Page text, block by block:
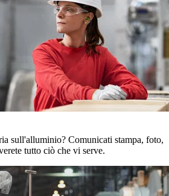
sull'alluminio? Comunicati stampa, foto,
tutto ciò che vi serve.